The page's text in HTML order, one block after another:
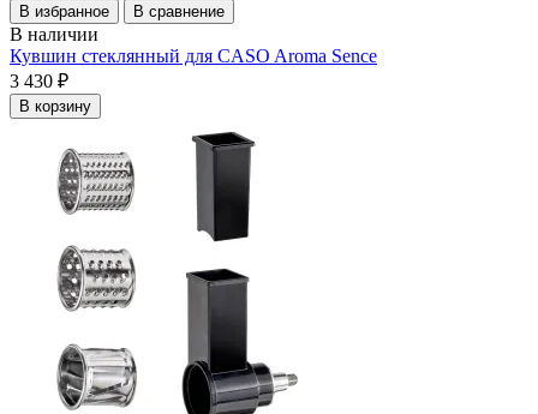
В избранное В сравнение
В наличии
Кувшин стеклянный для CASO Aroma Sence
3 430 ₽
В корзину